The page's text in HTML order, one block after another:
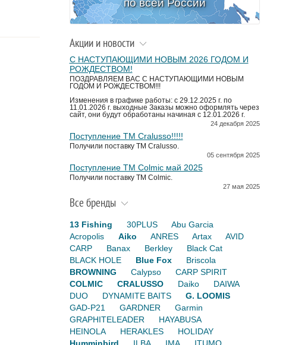
по всей России
Акции и новости
С НАСТУПАЮЩИМИ НОВЫМ 2026 ГОДОМ И
РОЖДЕСТВОМ!
ПОЗДРАВЛЯЕМ ВАС С НАСТУПАЮЩИМИ НОВЫМ
ГОДОМ И РОЖДЕСТВОМ!!!
Изменения в графике работы: с 29.12.2025 г. по
11.01.2026 г. выходные Заказы можно оформлять через
сайт, они будут обработаны начиная с 12.01.2026 г.
24 декабря 2025
Поступление TM Cralusso!!!!!
Получили поставку ТМ Cralusso.
05 сентября 2025
Поступление TM Colmic май 2025
Получили поставку ТМ Colmic.
27 мая 2025
Все бренды
13 Fishing 30PLUS
Abu Garcia
Acropolis
Aiko ANRES Artax
AVID
CARP
Banax Berkley
Black Cat
BLACK HOLE
Blue Fox
Briscola
BROWNING
Calypso
CARP SPIRIT
COLMIC
CRALUSSO Daiko
DAIWA
DUO
DYNAMITE BAITS
G. LOOMIS
GAD-P21
GARDNER
Garmin
GRAPHITELEADER
HAYABUSA
HEINOLA
HERAKLES
HOLIDAY